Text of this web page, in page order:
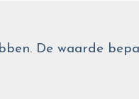
De waarde